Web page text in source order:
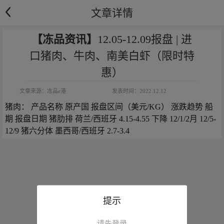
文章详情
【冻品资讯】 12.05-12.09报盘 | 进
口猪肉、牛肉、南美白虾（限时特
惠）
文章来源： 冻品e港 发表时间： 2022.12.12
猪肉： 产品名称 原产国 报盘区间（美元/KG） 涨跌趋势 船
期 报盘日期 猪肋排 荷兰/西班牙 4.15-4.55 下降 12/1/2月 12/5-
12/9 猪六分体 墨西哥/西班牙 2.7-3.4
提示